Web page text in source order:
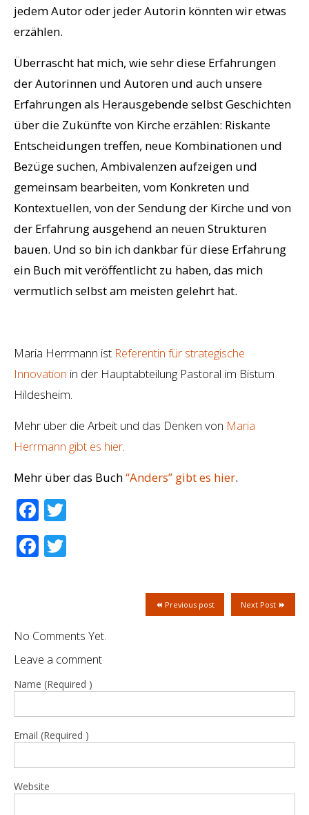
jedem Autor oder jeder Autorin könnten wir etwas
erzählen.
Überrascht hat mich, wie sehr diese Erfahrungen
der Autorinnen und Autoren und auch unsere
Erfahrungen als Herausgebende selbst Geschichten
über die Zukünfte von Kirche erzählen: Riskante
Entscheidungen treffen, neue Kombinationen und
Bezüge suchen, Ambivalenzen aufzeigen und
gemeinsam bearbeiten, vom Konkreten und
Kontextuellen, von der Sendung der Kirche und von
der Erfahrung ausgehend an neuen Strukturen
bauen. Und so bin ich dankbar für diese Erfahrung
ein Buch mit veröffentlicht zu haben, das mich
vermutlich selbst am meisten gelehrt hat.
Maria Herrmann ist Referentin für strategische
Innovation in der Hauptabteilung Pastoral im Bistum
Hildesheim.
Mehr über die Arbeit und das Denken von Maria
Herrmann gibt es hier.
Mehr über das Buch“Anders” gibt es hier.
Facebook
Facebook
Next Post
Previous post
No Comments Yet.
Leave a comment
Name (Required )
Email (Required )
Website